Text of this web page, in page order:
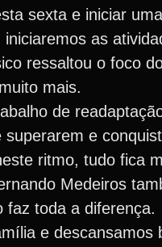
sexta e iniciar
as
ressaltou o foco
mais.
de
e
ritmo, tudo fica
Medeiros
faz toda a diferença.
e